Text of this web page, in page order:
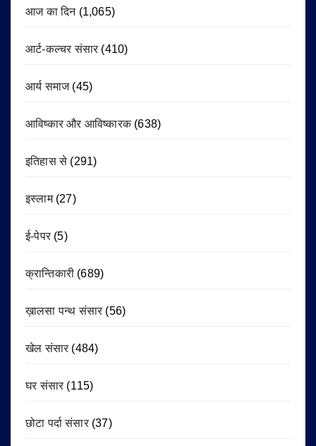
आज का दिन(1,065)
आर्ट-कल्चर संसार (410)
आर्य समाज(45)
आविष्कार और आविष्कारक(638)
इतिहास से (291)
इस्लाम(27)
ई-पेपर (5)
क्रान्तिकारी (689)
ख़ालसा पन्थ संसार (56)
खेल संसार (484)
घर संसार (115)
छोटा पर्दा संसार(37)